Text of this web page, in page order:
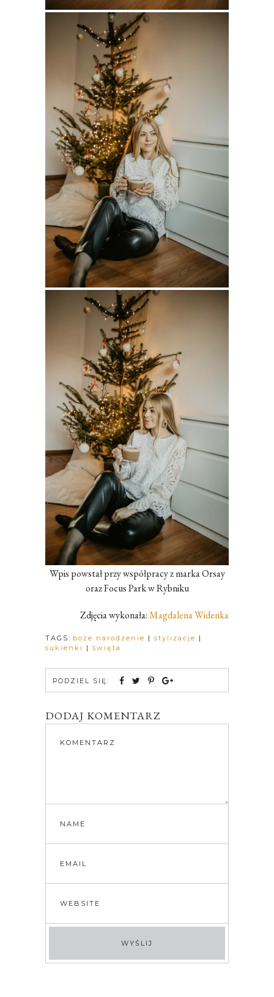
Wpis powstał przy współpracy z marka Orsay
oraz Focus Park w Rybniku
Zdjęcia wykonała:Magdalena Widenka
TAGS: boże narodzenie | stylizacje |
sukienki
| święta
PODZIEL SIĘ:
DODAJ KOMENTARZ